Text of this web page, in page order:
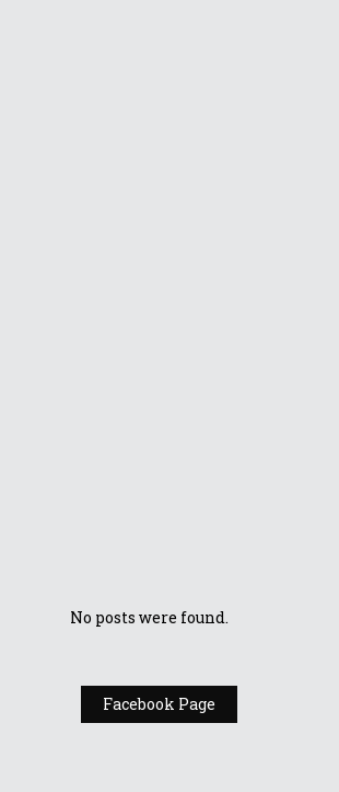
No posts were found.
Facebook Page